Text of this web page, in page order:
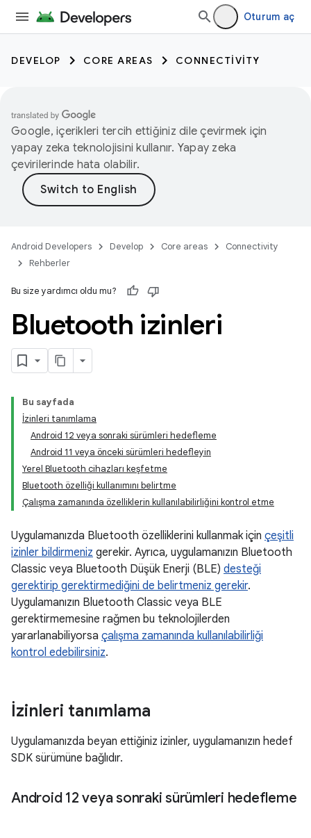
Oturum aç
DEVELOP CORE AREAS CONNECTIVITY
Google, içerikleri tercih ettiğiniz dile çevirmek için
yapay zeka teknolojisini kullanır. Yapay zeka
çevirilerinde hata olabilir.
Android Developers Develop Core areas
Connectivity
Rehberler
Bu size yardımcı oldu mu?
Bluetooth izinleri
Bu sayfada
İzinleri tanımlama
Android 12 veya sonraki sürümleri hedefleme
Android 11 veya önceki sürümleri hedefleyin
Yerel Bluetooth cihazları keşfetme
Bluetooth özelliği kullanımını belirtme
Çalışma zamanında özelliklerin kullanılabilirliğini kontrol etme
Uygulamanızda Bluetooth özelliklerini kullanmak için çeşitli
izinler bildirmeniz gerekir. Ayrıca, uygulamanızın Bluetooth
Classic veya Bluetooth Düşük Enerji (BLE) desteği
gerektirip gerektirmediğini de belirtmeniz gerekir.
Uygulamanızın Bluetooth Classic veya BLE
gerektirmemesine rağmen bu teknolojilerden
yararlanabiliyorsa çalışma zamanında kullanılabilirliği
kontrol edebilirsiniz.
İzinleri tanımlama
Uygulamanızda beyan ettiğiniz izinler, uygulamanızın hedef
SDK sürümüne bağlıdır.
Android 12 veya sonraki sürümleri hedefleme